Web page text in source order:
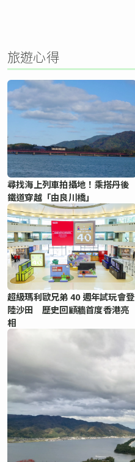
旅遊心得
尋找海上列車拍攝地！乘搭丹後
鐵道穿越「由良川橋」
超級瑪利歐兄弟 40 週年試玩會登
陸沙田 歷史回顧牆首度香港亮
相